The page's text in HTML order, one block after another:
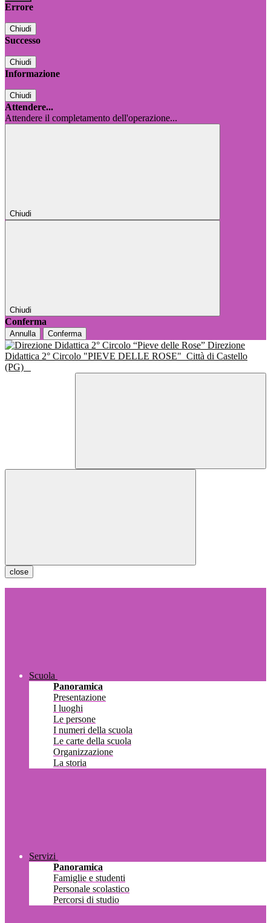
Errore
Chiudi
Successo
Chiudi
Informazione
Chiudi
Attendere...
Attendere il completamento dell'operazione...
Chiudi
Chiudi
Conferma
Annulla Conferma
Direzione
Didattica 2° Circolo "PIEVE DELLE ROSE" Città di Castello
(PG)
close
Scuola
Panoramica
Presentazione
I luoghi
Le persone
I numeri della scuola
Le carte della scuola
Organizzazione
La storia
Servizi
Panoramica
Famiglie e studenti
Personale scolastico
Percorsi di studio